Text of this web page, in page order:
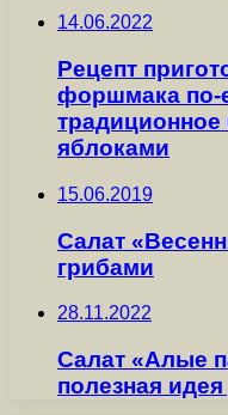
14.06.2022
Рецепт
форшмака по-
яблоками
15.06.2019
Салат
грибами
28.11.2022
Салат «Алые
полезная